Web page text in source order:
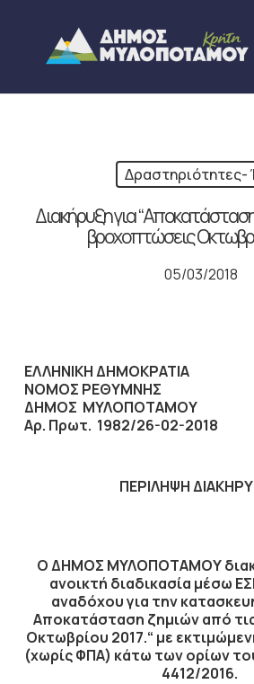
content
Δραστηριότητες-
Διακήρυξη για
βροχοπτώσεις
05/03/2018
ΕΛΛΗΝΙΚΗ ΔΗΜΟΚΡΑΤΙΑ
ΝΟΜΟΣ ΡΕΘΥΜΝΗΣ
ΔΗΜΟΣ ΜΥΛΟΠΟΤΑΜΟΥ
Αρ. Πρωτ. 1982/26-02-2018
ΠΕΡΙΛΗΨΗ
Ο ΔΗΜΟΣ ΜΥΛΟΠΟΤΑΜΟΥ
ανοικτή διαδικασία μέσω
αναδόχου για την
Αποκατάσταση ζημιών από
Οκτωβρίου 2017.“ με
(χωρίς ΦΠΑ) κάτω των ορίων
4412/2016.